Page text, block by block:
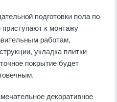
подготовки пола по
к монтажу
работам,
укладка плитки
покрытие будет
декоративное